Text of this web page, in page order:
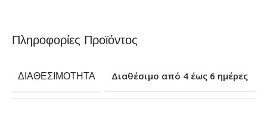
Πληροφορίες Προϊόντος
ΔΙΑΘΕΣΙΜΌΤΗΤΑ Διαθέσιμο από 4 έως 6 ημέρες